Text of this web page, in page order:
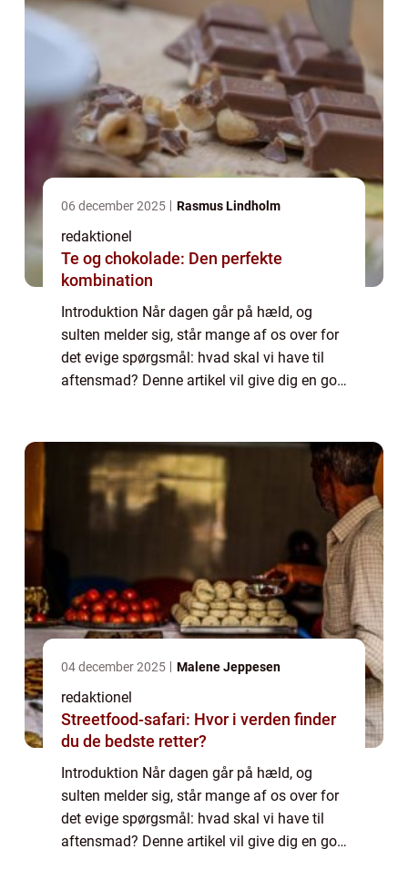
06 december 2025 Rasmus Lindholm
redaktionel
Te og chokolade: Den perfekte
kombination
Introduktion Når dagen går på hæld, og
sulten melder sig, står mange af os over for
det evige spørgsmål: hvad skal vi have til
aftensmad? Denne artikel vil give dig en god
04 december 2025 Malene Jeppesen
redaktionel
Streetfood-safari: Hvor i verden finder
du de bedste retter?
Introduktion Når dagen går på hæld, og
sulten melder sig, står mange af os over for
det evige spørgsmål: hvad skal vi have til
aftensmad? Denne artikel vil give dig en god